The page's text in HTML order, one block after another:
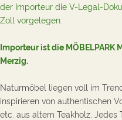
der Importeur die V-Legal-
Zoll vorgelegen.
Importeur ist die MÖBELPARK
Merzig.
Naturmöbel liegen voll im
inspirieren von authentischen
etc. aus altem Teakholz. Jedes